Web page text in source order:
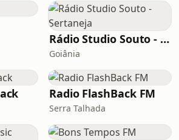
Rádio Studio Souto - Sertaneja
Goiânia
Radio FlashBack FM
Serra Talhada